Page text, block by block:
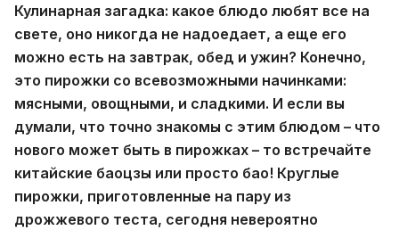
Кулинарная загадка: какое блюдо любят все на
свете, оно никогда не надоедает, а еще его
можно есть на завтрак, обед и ужин? Конечно,
это пирожки со всевозможными начинками:
мясными, овощными, и сладкими. И если вы
думали, что точно знакомы с этим блюдом – что
нового может быть в пирожках – то встречайте
китайские баоцзы или просто бао! Круглые
пирожки, приготовленные на пару из
дрожжевого теста, сегодня невероятно